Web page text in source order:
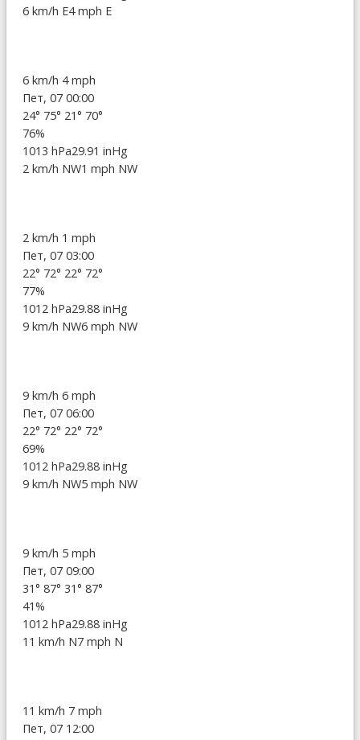
6 km/h E4 mph E
6 km/h 4 mph
Пет, 07 00:00
24° 75° 21° 70°
76%
1013 hPa29.91 inHg
2 km/h NW1 mph NW
2 km/h 1 mph
Пет, 07 03:00
22° 72° 22° 72°
77%
1012 hPa29.88 inHg
9 km/h NW6 mph NW
9 km/h 6 mph
Пет, 07 06:00
22° 72° 22° 72°
69%
1012 hPa29.88 inHg
9 km/h NW5 mph NW
9 km/h 5 mph
Пет, 07 09:00
31° 87° 31° 87°
41%
1012 hPa29.88 inHg
11 km/h N7 mph N
11 km/h 7 mph
Пет, 07 12:00